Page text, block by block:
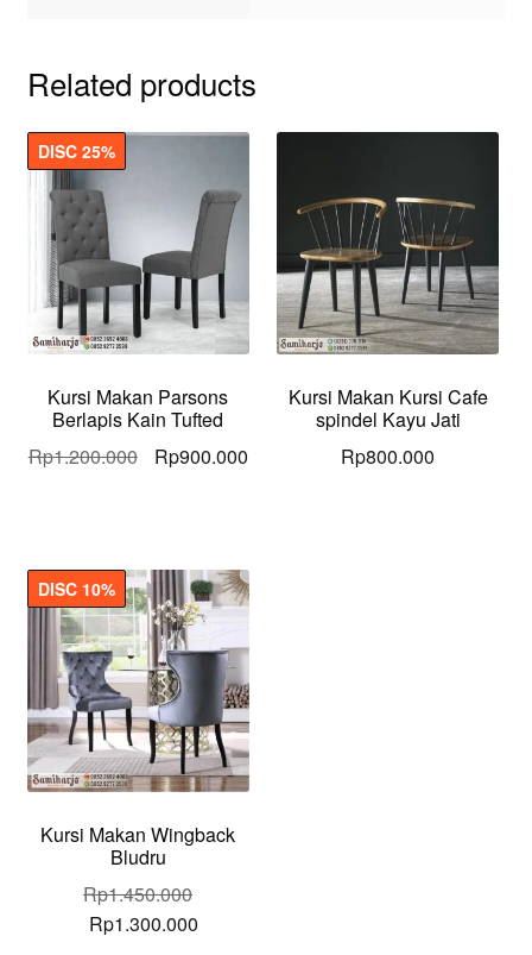
Related products
Kursi Makan Parsons
Berlapis Kain Tufted
DISC 25%
Rp1.200.000
Original
Rp900.000Current
Kursi Makan Kursi Cafe
spindel Kayu Jati
Rp800.000
Kursi Makan Wingback
Bludru
DISC 10%
Rp1.450.000
Original
Rp1.300.000